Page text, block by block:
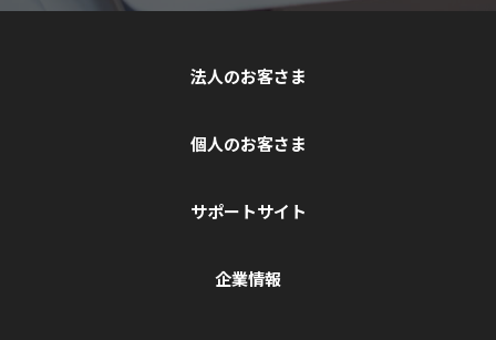
法人のお客さま
個人のお客さま
サポートサイト
企業情報